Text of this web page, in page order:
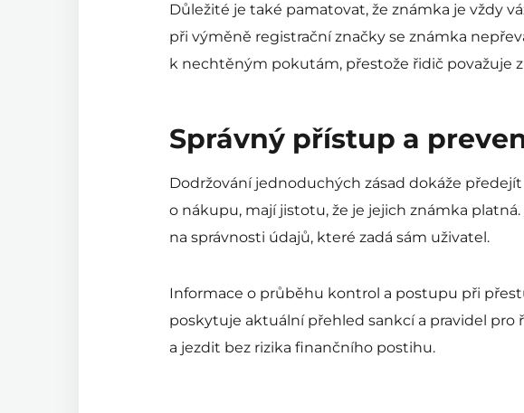
Důležité je také pamatovat, že známka je vždy
při výměně registrační značky se známka
k nechtěným pokutám, přestože řidič považuje
Správný přístup a
Dodržování jednoduchých zásad dokáže
o nákupu, mají jistotu, že je jejich známka
na správnosti údajů, které zadá sám uživatel.
Informace o průběhu kontrol a postupu při
poskytuje aktuální přehled sankcí a pravidel
a jezdit bez rizika finančního postihu.